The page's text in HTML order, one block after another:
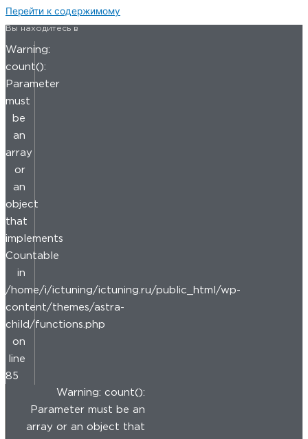
Перейти к содержимому
Вы находитесь в
Warning:
count():
Parameter
must
be
an
array
or
an
object
that
implements
Countable
in
/home/i/ictuning/ictuning.ru/public_html/wp-
content/themes/astra-
child/functions.php
on
line
85
Warning: count():
Parameter must be an
array or an object that